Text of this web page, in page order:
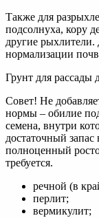
Также для
подсолнуха, кору
другие рыхлители.
нормализации
Грунт для
Совет! Не
нормы – обилие
семена, внутри
достаточный
полноценный
требуется.
речной (в
перлит;
вермикулит;